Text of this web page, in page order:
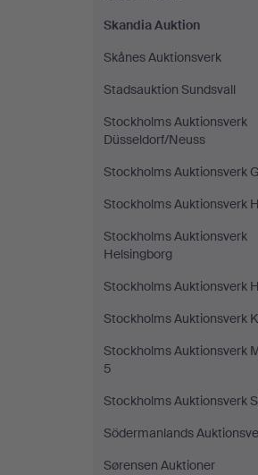
Skandia Auktion
Skånes Auktionsverk
Stadsauktion Sundsvall
Stockholms Auktionsverk
Düsseldorf/Neuss
Stockholms Auktionsverk
Stockholms Auktionsverk
Stockholms Auktionsverk
Helsingborg
Stockholms Auktionsverk
Stockholms Auktionsverk
Stockholms Auktionsverk
5
Stockholms Auktionsverk
Södermanlands
Sørensen Auktioner